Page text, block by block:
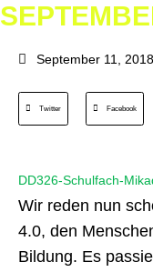
September 11, 2018
Twitter Facebook
DD326-Schulfach-
Wir reden nun
4.0, den
Bildung. Es